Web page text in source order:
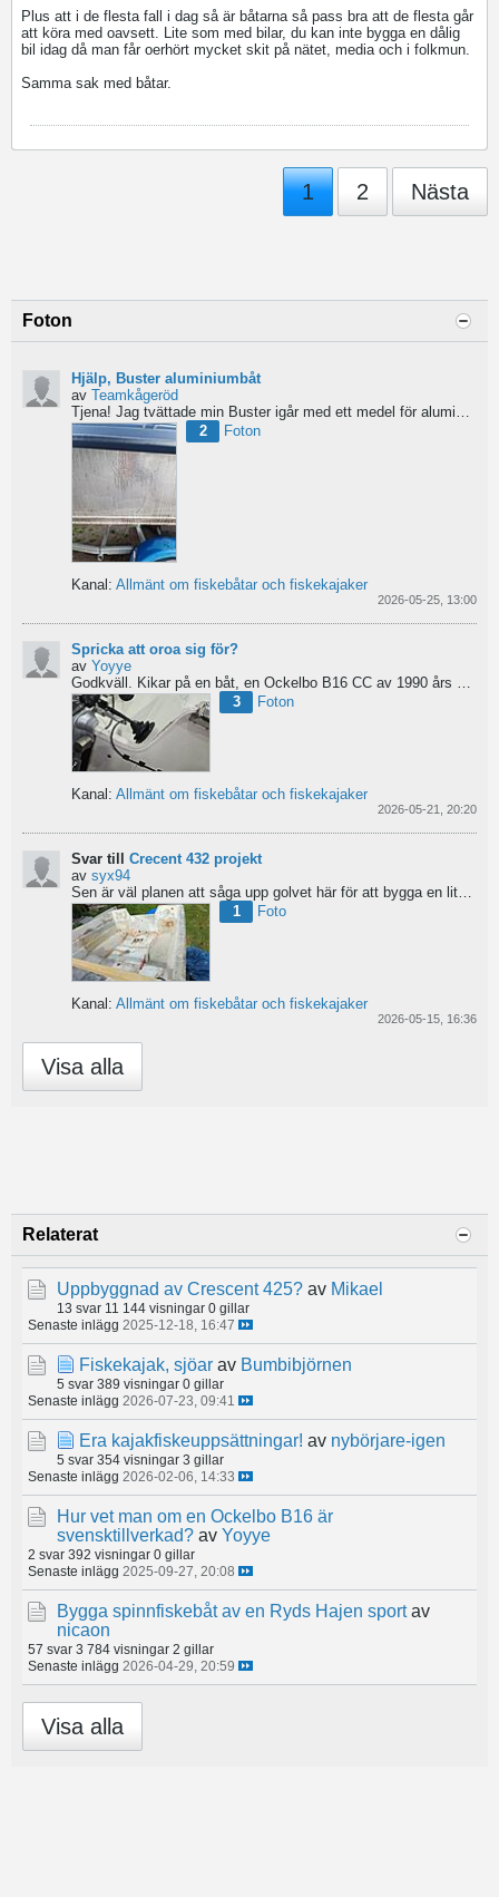
Plus att i de flesta fall i dag så är båtarna så pass bra att de flesta går
att köra med oavsett. Lite som med bilar, du kan inte bygga en dålig
bil idag då man får oerhört mycket skit på nätet, media och i folkmun.
Samma sak med båtar.
1 2 Nästa
Foton
Hjälp, Buster aluminiumbåt
av Teamkågeröd
Tjena! Jag tvättade min Buster igår med ett medel för aluminiumbåtar och nu blev ytan konstig/flammig...
2
Foton
Kanal: Allmänt om fiskebåtar och fiskekajaker
2026-05-25, 13:00
Spricka att oroa sig för?
av Yoyye
Godkväll.
Kikar på en båt, en Ockelbo B16 CC av 1990 års modell, men skulle behöva lite...
3
Foton
Kanal: Allmänt om fiskebåtar och fiskekajaker
2026-05-21, 20:20
Svar till Crecent 432 projekt
av syx94
1
Foto
Kanal: Allmänt om fiskebåtar och fiskekajaker
2026-05-15, 16:36
Visa alla
Relaterat
Uppbyggnad av Crescent 425? av Mikael
13 svar 11 144 visningar 0 gillar
Senaste inlägg 2025-12-18, 16:47
Fiskekajak, sjöar av Bumbibjörnen
5 svar 389 visningar 0 gillar
Senaste inlägg 2026-07-23, 09:41
Era kajakfiskeuppsättningar! av nybörjare-igen
5 svar 354 visningar 3 gillar
Senaste inlägg 2026-02-06, 14:33
Hur vet man om en Ockelbo B16 är
svensktillverkad? av Yoyye
2 svar 392 visningar 0 gillar
Senaste inlägg 2025-09-27, 20:08
Bygga spinnfiskebåt av en Ryds Hajen sport av
nicaon
57 svar 3 784 visningar 2 gillar
Senaste inlägg 2026-04-29, 20:59
Visa alla